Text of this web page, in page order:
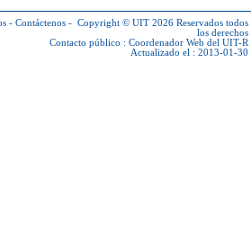
- Contáctenos - Copyright © UIT 2026 Reservados todos
los derechos
Contacto público : Coordenador Web del UIT-R
Actualizado el : 2013-01-30